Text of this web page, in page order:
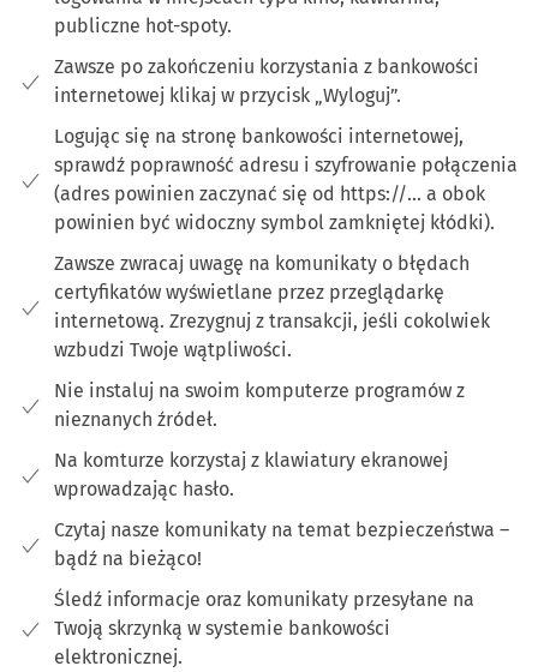
publiczne hot-spoty.
Zawsze po zakończeniu korzystania z bankowości
internetowej klikaj w przycisk „Wyloguj”.
Logując się na stronę bankowości internetowej,
sprawdź poprawność adresu i szyfrowanie połączenia
(adres powinien zaczynać się od https://... a obok
powinien być widoczny symbol zamkniętej kłódki).
Zawsze zwracaj uwagę na komunikaty o błędach
certyfikatów wyświetlane przez przeglądarkę
internetową. Zrezygnuj z transakcji, jeśli cokolwiek
wzbudzi Twoje wątpliwości.
Nie instaluj na swoim komputerze programów z
nieznanych źródeł.
Na komturze korzystaj z klawiatury ekranowej
wprowadzając hasło.
Czytaj nasze komunikaty na temat bezpieczeństwa –
bądź na bieżąco!
Śledź informacje oraz komunikaty przesyłane na
Twoją skrzynką w systemie bankowości
elektronicznej.